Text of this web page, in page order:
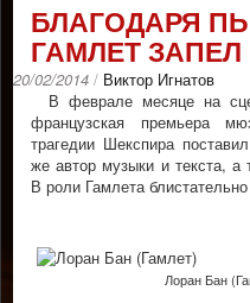
БЛАГОДАРЯ
ГАМЛЕТ
20/02/2014 / Виктор Игнатов
В феврале месяце на
французская премьера
трагедии Шекспира
же автор музыки и текста, а
В роли Гамлета
Лоран Бан